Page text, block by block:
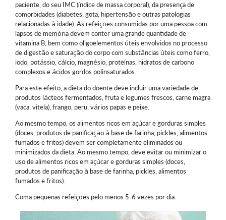
paciente, do seu IMC (índice de massa corporal), da presença de
comorbidades (diabetes, gota, hipertensão e outras patologias
relacionadas à idade). As refeições consumidas por uma pessoa com
lapsos de memória devem conter uma grande quantidade de
vitamina B, bem como oligoelementos úteis envolvidos no processo
de digestão e saturação do corpo com substâncias úteis como ferro,
iodo, potássio, cálcio, magnésio, proteínas, hidratos de carbono
complexos e ácidos gordos polinsaturados.
Para este efeito, a dieta do doente deve incluir uma variedade de
produtos lácteos fermentados, fruta e legumes frescos, carne magra
(vaca, vitela), frango, peru, vários papas e peixe.
Ao mesmo tempo, os alimentos ricos em açúcar e gorduras simples
(doces, produtos de panificação à base de farinha, pickles, alimentos
fumados e fritos) devem ser completamente eliminados ou
minimizados da dieta. Ao mesmo tempo, deve evitar ou minimizar o
uso de alimentos ricos em açúcar e gorduras simples (doces,
produtos de panificação à base de farinha, pickles, alimentos
fumados e fritos).
Coma pequenas refeições pelo menos 5-6 vezes por dia.